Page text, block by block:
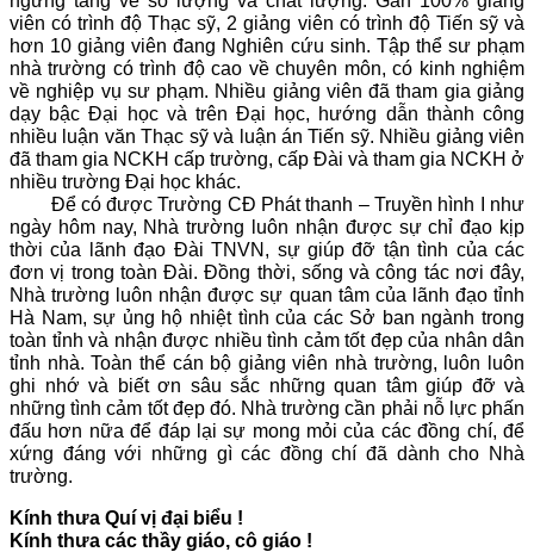
viên có trình độ Thạc sỹ, 2 giảng viên có trình độ Tiến sỹ và
hơn 10 giảng viên đang Nghiên cứu sinh. Tập thể sư phạm
nhà trường có trình độ cao về chuyên môn, có kinh nghiệm
về nghiệp vụ sư phạm. Nhiều giảng viên đã tham gia giảng
dạy bậc Đại học và trên Đại học, hướng dẫn thành công
nhiều luận văn Thạc sỹ và luận án Tiến sỹ. Nhiều giảng viên
đã tham gia NCKH cấp trường, cấp Đài và tham gia NCKH ở
nhiều trường Đại học khác.
Để có được Trường CĐ Phát thanh – Truyền hình I như
ngày hôm nay, Nhà trường luôn nhận được sự chỉ đạo kịp
thời của lãnh đạo Đài TNVN, sự giúp đỡ tận tình của các
đơn vị trong toàn Đài. Đồng thời, sống và công tác nơi đây,
Nhà trường luôn nhận được sự quan tâm của lãnh đạo tỉnh
Hà Nam, sự ủng hộ nhiệt tình của các Sở ban ngành trong
toàn tỉnh và nhận được nhiều tình cảm tốt đẹp của nhân dân
tỉnh nhà. Toàn thể cán bộ giảng viên nhà trường, luôn luôn
ghi nhớ và biết ơn sâu sắc những quan tâm giúp đỡ và
những tình cảm tốt đẹp đó. Nhà trường cần phải nỗ lực phấn
đấu hơn nữa để đáp lại sự mong mỏi của các đồng chí, để
xứng đáng với những gì các đồng chí đã dành cho Nhà
trường.
Kính thưa Quí vị đại biểu !
Kính thưa các thầy giáo, cô giáo !